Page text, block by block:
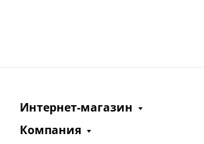
Интернет-магазин
Компания